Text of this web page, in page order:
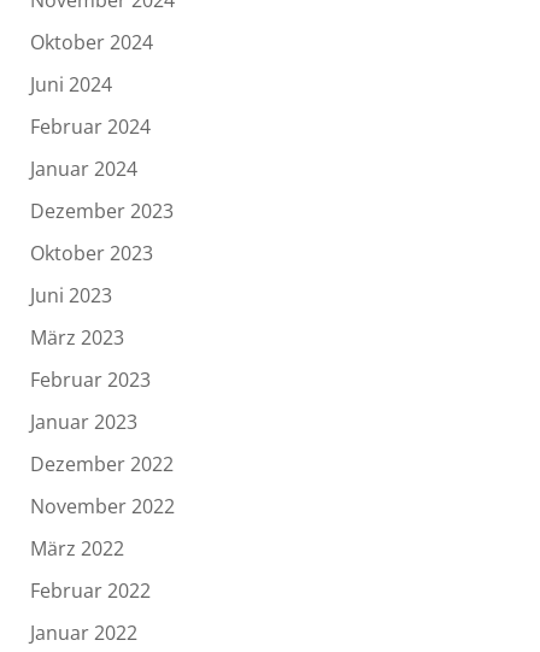
Oktober 2024
Juni 2024
Februar 2024
Januar 2024
Dezember 2023
Oktober 2023
Juni 2023
März 2023
Februar 2023
Januar 2023
Dezember 2022
November 2022
März 2022
Februar 2022
Januar 2022